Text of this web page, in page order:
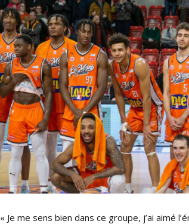
« Je me sens bien dans ce groupe, j’ai aimé